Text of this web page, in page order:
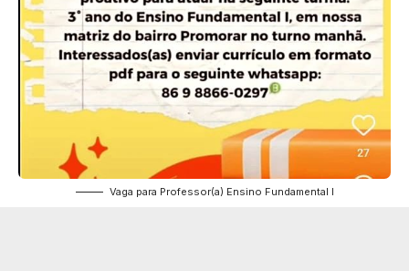
Vaga para Professor(a) Ensino Fundamental I